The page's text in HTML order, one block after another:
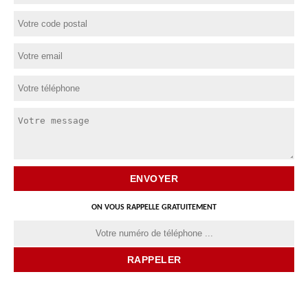
ON VOUS RAPPELLE GRATUITEMENT